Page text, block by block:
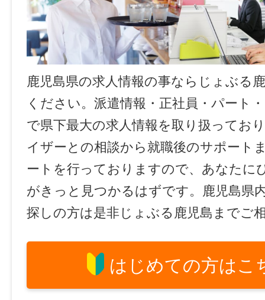
鹿児島県の求人情報の事ならじょぶる
ください。派遣情報・正社員・パート
で県下最大の求人情報を取り扱ってお
イザーとの相談から就職後のサポート
ートを行っておりますので、あなたに
がきっと見つかるはずです。鹿児島県
探しの方は是非じょぶる鹿児島までご
はじめての方はこ